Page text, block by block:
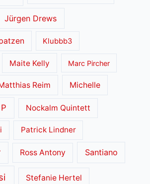
Jürgen Drews
Klubbb3
Maite Kelly Marc Pircher
Reim Michelle
Nockalm Quintett
Patrick Lindner
Ross Antony Santiano
Stefanie Hertel